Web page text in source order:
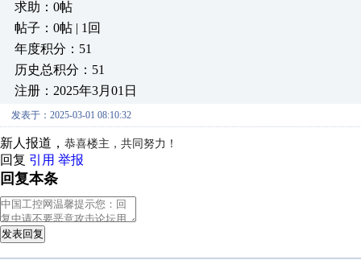
求助：0帖
帖子：0帖 | 1回
年度积分：51
历史总积分：51
注册：2025年3月01日
发表于：2025-03-01 08:10:32
新人报道， 恭喜楼主，共同努力！
回复 引用 举报
回复本条
发表回复